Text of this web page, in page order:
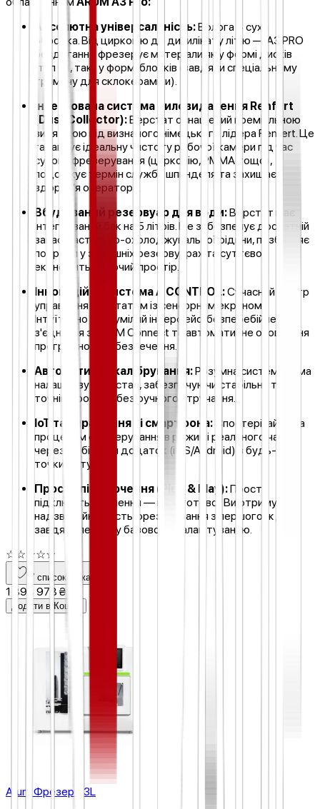
Абсолютна універсальність:Волога + суха
обробка. Від цирконію до дисилікату літію — A3 PRO
бездоганно фрезерує матеріали як у формі дисків
(тип С), так і у формі блочків (завдяки спеціальному
тримачу для склокераміки).
Інтегрована система пиловидалення Renfert
(Dust Collector):Верстат оснащений преміальною
витяжкою від визнаного німецького лідера Renfert. Це
гарантує ідеальну чистоту робочої камери під час
сухого фрезерування (цирконію, PMMA тощо),
подовжує термін служби шпинделя та захищає
здоров'я оператора.
Вбудований резервуар для води:Верстат має
інтегрований бак на 5 літрів. Це забезпечує достатній
запас мастильно-охолоджувальної рідини, позбавляє
потреби у зовнішніх резервуарах та суттєво
економить робочий простір.
Інноваційна система A CONTROL:Сучасний центр
управління верстатом із сенсорним екраном.
Інтуїтивно зрозумілий інтерфейс, безперебійне
з'єднання з ARUM Connect та автоматичне оновлення
програмного забезпечення.
Автоматичне калібрування:Розумна система сама
налаштовує верстат, забезпечуючи стабільну та
точнішу роботу без ручного втручання.
IoT та Управління зі смартфона: Спостерігайте за
процесом фрезерування в режимі реального часу
через мобільний додаток (iOS/Android) з будь-якої
точки світу.
Просте підключення (Plug & Play):Просто
підключіть живлення — і все готово! Ви отримуєте
надзвичайну якість фрезерування з першого ж дня
завдяки легкому базовому налаштуванню.
☆ ☆ ☆☆☆
У список бажань
1 898 978 ₴
Додати в Кошик
Arum Фрезер A3L